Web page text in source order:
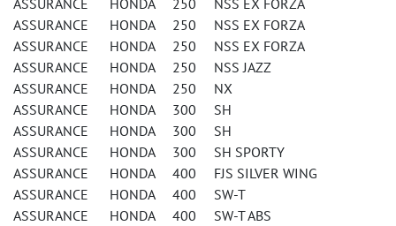
ASSURANCE HONDA 250 NSS EX FORZA
ASSURANCE HONDA 250 NSS EX FORZA
ASSURANCE HONDA 250 NSS EX FORZA
ASSURANCE HONDA 250 NSS JAZZ
ASSURANCE HONDA 250 NX
ASSURANCE HONDA 300 SH
ASSURANCE HONDA 300 SH
ASSURANCE HONDA 300 SH SPORTY
ASSURANCE HONDA 400 FJS SILVER WING
ASSURANCE HONDA 400 SW-T
ASSURANCE HONDA 400 SW-T ABS